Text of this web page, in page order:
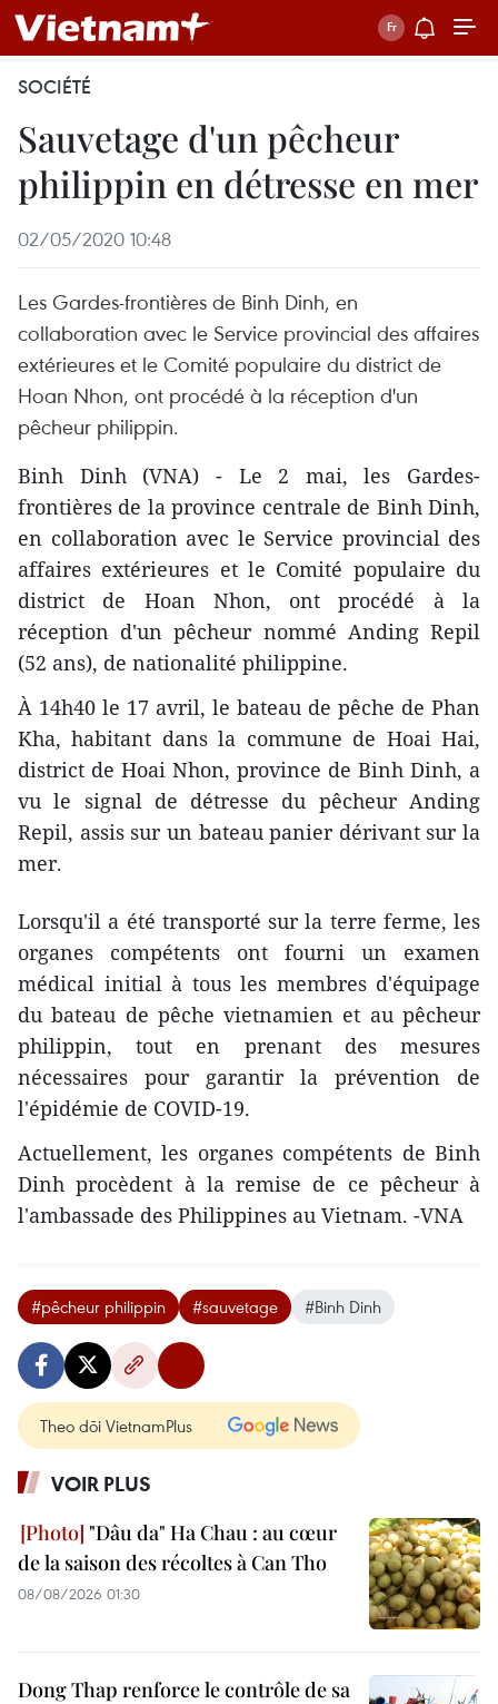
SOCIÉTÉ
Sauvetage d'un pêcheur
philippin en détresse en mer
02/05/2020 10:48
Les Gardes-frontières de Binh Dinh, en
collaboration avec le Service provincial des affaires
extérieures et le Comité populaire du district de
Hoan Nhon, ont procédé à la réception d'un
pêcheur philippin.
Binh Dinh (VNA) - Le 2 mai, les Gardes-
frontières de la province centrale de Binh Dinh,
en collaboration avec le Service provincial des
affaires extérieures et le Comité populaire du
district de Hoan Nhon, ont procédé à la
réception d'un pêcheur nommé Anding Repil
(52 ans), de nationalité philippine.
À 14h40 le 17 avril, le bateau de pêche de Phan
Kha, habitant dans la commune de Hoai Hai,
district de Hoai Nhon, province de Binh Dinh, a
vu le signal de détresse du pêcheur Anding
Repil, assis sur un bateau panier dérivant sur la
mer.
Lorsqu'il a été transporté sur la terre ferme, les
organes compétents ont fourni un examen
médical initial à tous les membres d'équipage
du bateau de pêche vietnamien et au pêcheur
philippin, tout en prenant des mesures
nécessaires pour garantir la prévention de
l'épidémie de COVID-19.
Actuellement, les organes compétents de Binh
Dinh procèdent à la remise de ce pêcheur à
l'ambassade des Philippines au Vietnam. -VNA
#pêcheur philippin #sauvetage #Binh Dinh
Theo dõi VietnamPlus
VOIR PLUS
"Dâu da" Ha Chau : au cœur
de la saison des récoltes à Can Tho
08/08/2026 01:30
Dong Thap renforce le contrôle de sa